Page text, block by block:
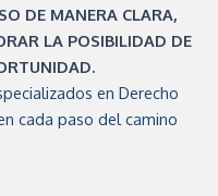
DE MANERA CLARA,
LA POSIBILIDAD DE
en Derecho
cada paso del camino